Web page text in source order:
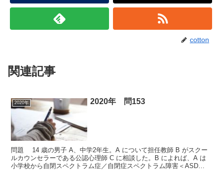
cotton
関連記事
2020年 2020年 問153
問題 14 歳の男子 A、中学2年生。A について担任教師 B がスクー
ルカウンセラーである公認心理師 C に相談した。B によれば、A は
小学校から自閉スペクトラム症／自閉症スペクトラム障害＜ASD＞